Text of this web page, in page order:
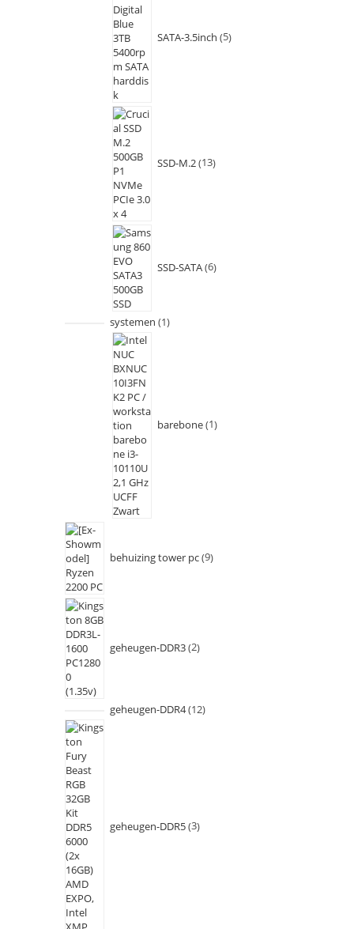
SATA-3.5inch 5
SSD-M.2 13
SSD-SATA 6
systemen 1
barebone 1
behuizing tower pc 9
geheugen-DDR3 2
geheugen-DDR4 12
geheugen-DDR5 3